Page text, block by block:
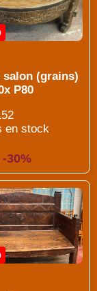
salon (grains)
P80
en stock
30%